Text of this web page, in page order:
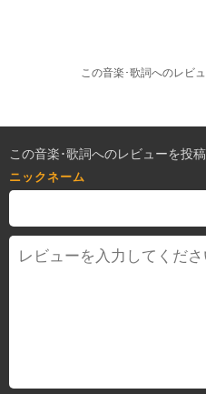
この音楽･歌詞へのレビ
この音楽･歌詞へのレビューを投稿
ニックネーム